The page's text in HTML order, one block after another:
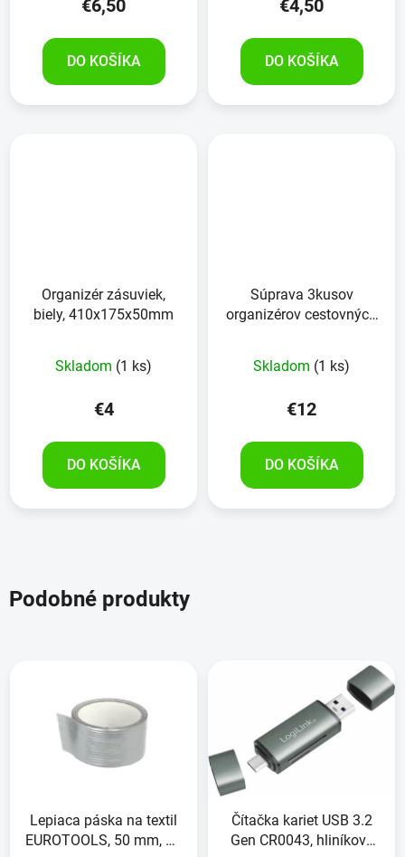
€6,50
DO KOŠÍKA
€4,50
DO KOŠÍKA
Organizér zásuviek,
biely, 410x175x50mm
Skladom (1 ks)
€4
DO KOŠÍKA
Súprava 3kusov
organizérov cestovných
Skladom (1 ks)
€12
DO KOŠÍKA
Podobné produkty
Lepiaca páska na textil
EUROTOOLS, 50 mm, 10
Čítačka kariet USB 3.2
Gen CR0043, hliníkový